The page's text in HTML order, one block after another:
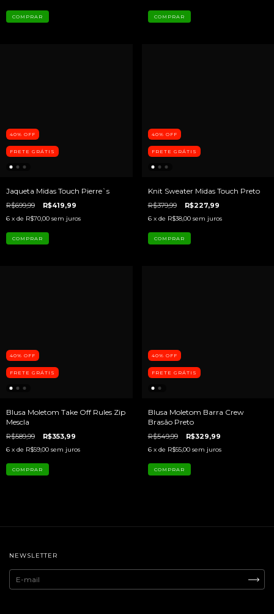
COMPRAR COMPRAR
40% OFF
FRETE GRÁTIS
Jaqueta Midas Touch Pierre`s
R$699,99 R$419,99
6 x de R$70,00 sem juros
COMPRAR
40% OFF
FRETE GRÁTIS
Knit Sweater Midas Touch Preto
R$379,99 R$227,99
6 x de R$38,00 sem juros
COMPRAR
40% OFF
FRETE GRÁTIS
Blusa Moletom Take Off Rules Zip
Mescla
R$589,99 R$353,99
6 x de R$59,00 sem juros
COMPRAR
40% OFF
FRETE GRÁTIS
Blusa Moletom Barra Crew
Brasão Preto
R$549,99 R$329,99
6 x de R$55,00 sem juros
COMPRAR
NEWSLETTER